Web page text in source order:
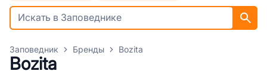
Заповедник Бренды Bozita
Bozita